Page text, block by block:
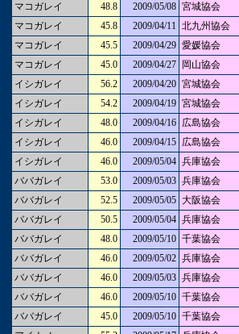
マコガレイ
48.8 2009/05/08 宮城協会
マコガレイ
45.8 2009/04/11 北九州協会
マコガレイ
45.5 2009/04/29 愛媛協会
マコガレイ
45.0 2009/04/27
岡山協会
イシガレイ
56.2 2009/04/20 宮城協会
イシガレイ
54.2 2009/04/19 宮城協会
イシガレイ
48.0 2009/04/16 広島協会
イシガレイ
46.0 2009/04/15 広島協会
イシガレイ
46.0 2009/05/04 兵庫協会
ババガレイ
53.0 2009/05/03 兵庫協会
ババガレイ
52.5 2009/05/05 大阪協会
ババガレイ
50.5 2009/05/04 兵庫協会
ババガレイ
48.0 2009/05/10 千葉協会
ババガレイ
46.0 2009/05/02 兵庫協会
ババガレイ
46.0 2009/05/03 兵庫協会
ババガレイ
46.0 2009/05/10 千葉協会
ババガレイ
45.0 2009/05/10 千葉協会